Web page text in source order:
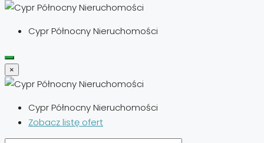
Cypr Północny Nieruchomości
×
Cypr Północny Nieruchomości
Zobacz listę ofert